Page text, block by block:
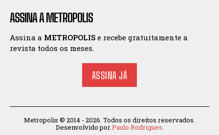
ASSINA A METROPOLIS
Assina a METROPOLIS e recebe gratuitamente a
revista todos os meses.
ASSINA JÁ
Metropolis © 2014 - 2026. Todos os direitos reservados.
Desenvolvido porPaulo Rodrigues.